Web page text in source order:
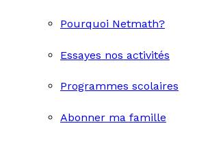
Pourquoi Netmath?
Essayes nos activités
Programmes scolaires
Abonner ma famille